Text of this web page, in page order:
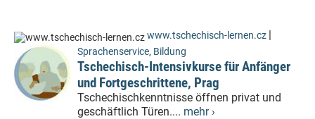
www.tschechisch-lernen.cz |
Sprachenservice, Bildung
Tschechisch-Intensivkurse für Anfänger
und Fortgeschrittene, Prag
Tschechischkenntnisse öffnen privat und
geschäftlich Türen.... mehr ›